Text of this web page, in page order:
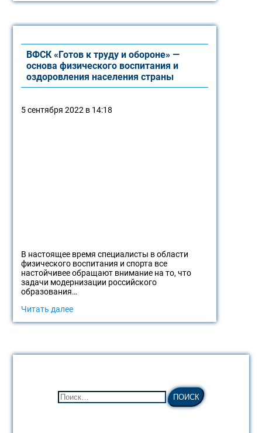
ВФСК «Готов к труду и обороне» —
основа физического воспитания и
оздоровления населения страны
5 сентября 2022 в 14:18
В настоящее время специалисты в области
физического воспитания и спорта все
настойчивее обращают внимание на то, что
задачи модернизации российского
образования…
Читать далее